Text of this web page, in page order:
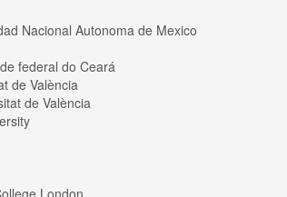
Nacional Autonoma de Mexico
federal do Ceará
de València
de València
London